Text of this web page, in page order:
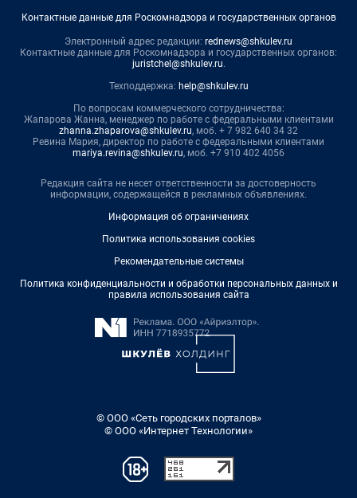
Контактные данные для Роскомнадзора и государственных органов
Электронный адрес редакции: rednews@shkulev.ru
Контактные данные для Роскомнадзора и государственных органов:
juristchel@shkulev.ru.
Техподдержка: help@shkulev.ru
По вопросам коммерческого сотрудничества:
Жапарова Жанна, менеджер по работе с федеральными клиентами
zhanna.zhaparova@shkulev.ru, моб. + 7 982 640 34 32
Ревина Мария, директор по работе с федеральными клиентами
mariya.revina@shkulev.ru, моб. +7 910 402 4056
Редакция сайта не несет ответственности за достоверность
информации, содержащейся в рекламных объявлениях.
Информация об ограничениях
Политика использования cookies
Рекомендательные системы
Политика конфиденциальности и обработки персональных данных и
правила использования сайта
© ООО «Сеть городских порталов»
© ООО «Интернет Технологии»